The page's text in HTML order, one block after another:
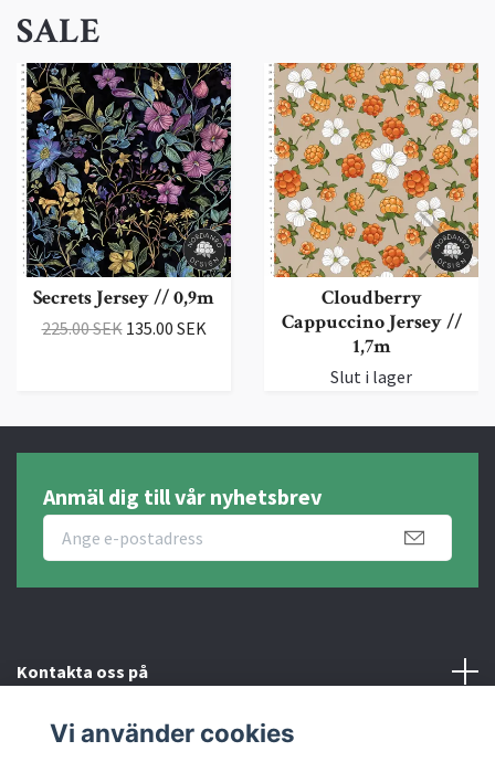
SALE
Secrets Jersey // 0,9m
225.00 SEK 135.00 SEK
Cloudberry
Cappuccino Jersey //
1,7m
Slut i lager
Anmäl dig till vår nyhetsbrev
Kontakta oss på
Fotmeny
Vi använder cookies